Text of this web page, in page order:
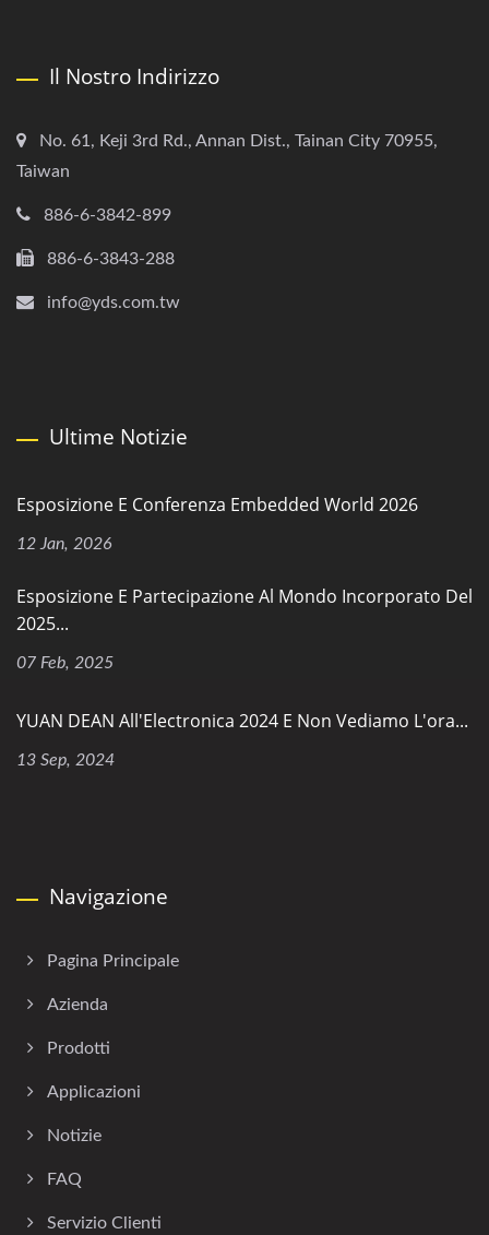
Il Nostro Indirizzo
No. 61, Keji 3rd Rd., Annan Dist., Tainan City 70955,
Taiwan
886-6-3842-899
886-6-3843-288
info@yds.com.tw
Ultime Notizie
Esposizione E Conferenza Embedded World 2026
12 Jan, 2026
Esposizione E Partecipazione Al Mondo Incorporato Del
2025...
07 Feb, 2025
YUAN DEAN All'Electronica 2024 E Non Vediamo L'ora...
13 Sep, 2024
Navigazione
Pagina Principale
Azienda
Prodotti
Applicazioni
Notizie
FAQ
Servizio Clienti